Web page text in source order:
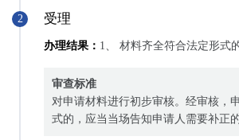
2 受理
办理结果： 1、 材料齐全符合法定形式
审查标准
对申请材料进行初步审核。经审核，
式的，应当当场告知申请人需要补正